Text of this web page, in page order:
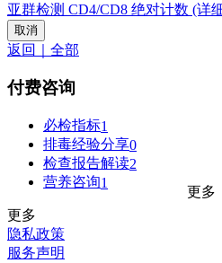
亚群检测 CD4/CD8 绝对计数 (详
取消
返回｜全部
付费咨询
必检指标1
排毒经验分享0
检查报告解读2
营养咨询1
更多
更多
隐私政策
服务声明